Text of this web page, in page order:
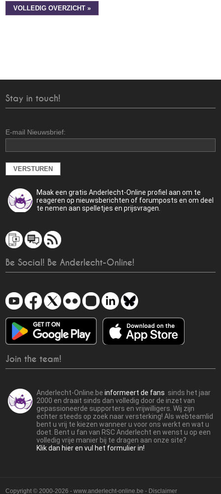
VOLLEDIG OVERZICHT »
Stay in touch!
E-mail Nieuwsbrief:
Maak een gratis Anderlecht-Online profiel aan om te
reageren op nieuwsberichten of forumposts en om deel
te nemen aan spelletjes en prijsvragen.
Be Social! Be Anderlecht-Online!
Join the team!
Anderlecht-Online.beinformeert de fans sinds het jaar
2000 en draait sinds dan volledig door de inzet van
gepassioneerde supporters en vrijwilligers. Wij zijn
echter steeds op zoek naar versterking! Als webteamlid
bent u vrij te kiezen wanneer u voor ons werkt en wat u
doet. Bent u fan van RSC Anderlecht en wenst u op een
volledig vrije manier bij te dragen aan onze site?
Klik dan hier en vul het formulier in!
Copyright © 2000-2026 - www.anderlecht-online.be - Disclaimer